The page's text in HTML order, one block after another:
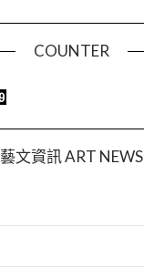
COUNTER
藝文資訊 ART NEWS